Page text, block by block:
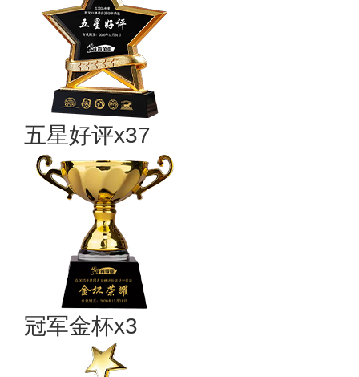
五星好评x37
冠军金杯x3